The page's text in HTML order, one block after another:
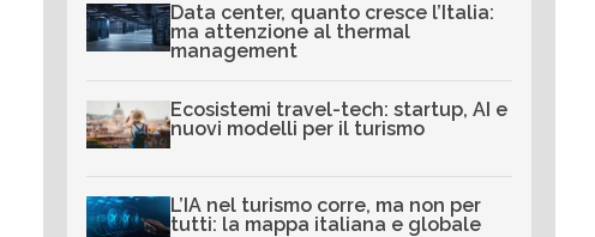
Data center, quanto cresce l’Italia:
ma attenzione al thermal
management
Ecosistemi travel-tech: startup, AI e
nuovi modelli per il turismo
L’IA nel turismo corre, ma non per
tutti: la mappa italiana e globale